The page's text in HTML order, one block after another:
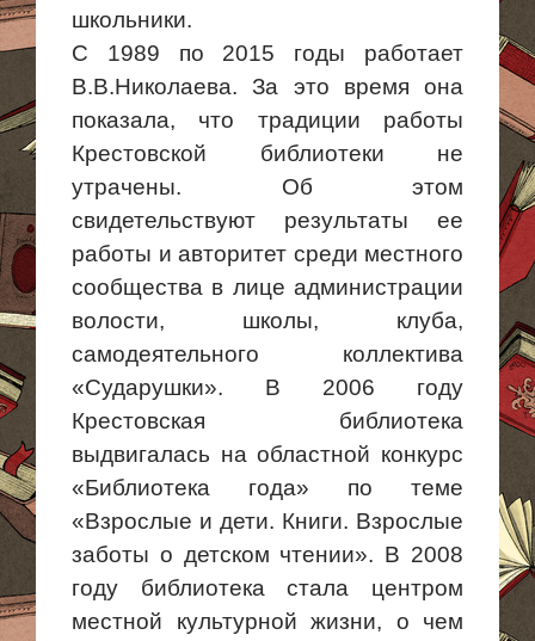
школьники.
С 1989 по 2015 годы работает
В.В.Николаева. За это время она
показала, что традиции работы
Крестовской библиотеки не
утрачены. Об этом
свидетельствуют результаты ее
работы и авторитет среди местного
сообщества в лице администрации
волости, школы, клуба,
самодеятельного коллектива
«Сударушки». В 2006 году
Крестовская библиотека
выдвигалась на областной конкурс
«Библиотека года» по теме
«Взрослые и дети. Книги. Взрослые
заботы о детском чтении». В 2008
году библиотека стала центром
местной культурной жизни, о чем